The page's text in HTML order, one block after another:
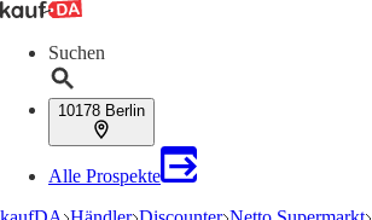
Suchen
10178 Berlin
Alle Prospekte